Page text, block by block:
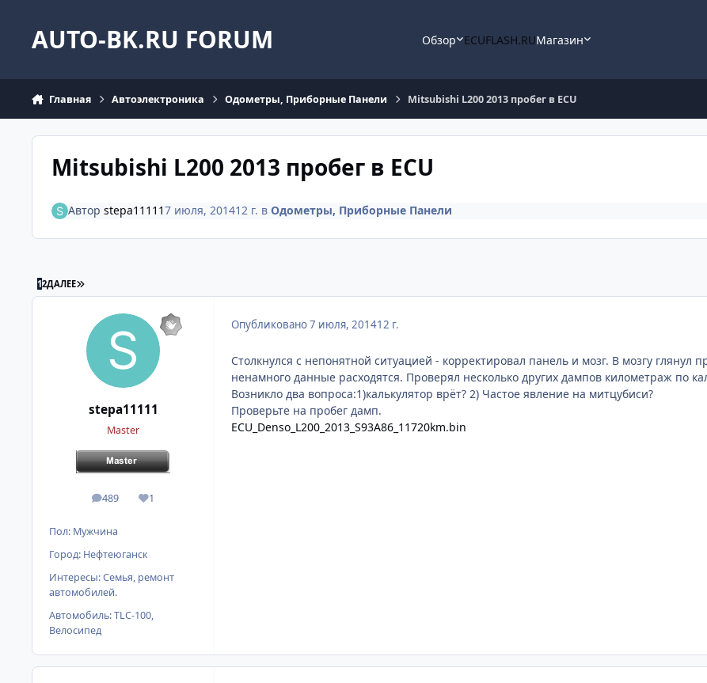
AUTO-BK.RU FORUM Обзор ECUFLASH.RUМагазин
Главная Автоэлектроника Одометры, Приборные Панели Mitsubishi L200 2013 пробег в ECU
Mitsubishi L200 2013 пробег в ECU
Автор stepa111117 июля, 201412 г. в Одометры, Приборные Панели
12ДАЛЕЕ ПОСЛЕДНЯЯ СТРАНИЦА
stepa11111
Master
489
сообщения
1
Репутация
Пол: Мужчина
Город: Нефтеюганск
Интересы:Семья, ремонт
автомобилей.
Автомобиль:TLC-100,
Велосипед
Опубликовано7 июля, 201412 г.
Столкнулся с непонятной ситуацией - корректировал панель и мозг. В мозгу
ненамного данные расходятся. Проверял несколько других дампов километраж по
Возникло два вопроса:1)калькулятор врёт? 2) Частое явление на митцубиси?
Проверьте на пробег дамп.
ECU_Denso_L200_2013_S93A86_11720km.bin